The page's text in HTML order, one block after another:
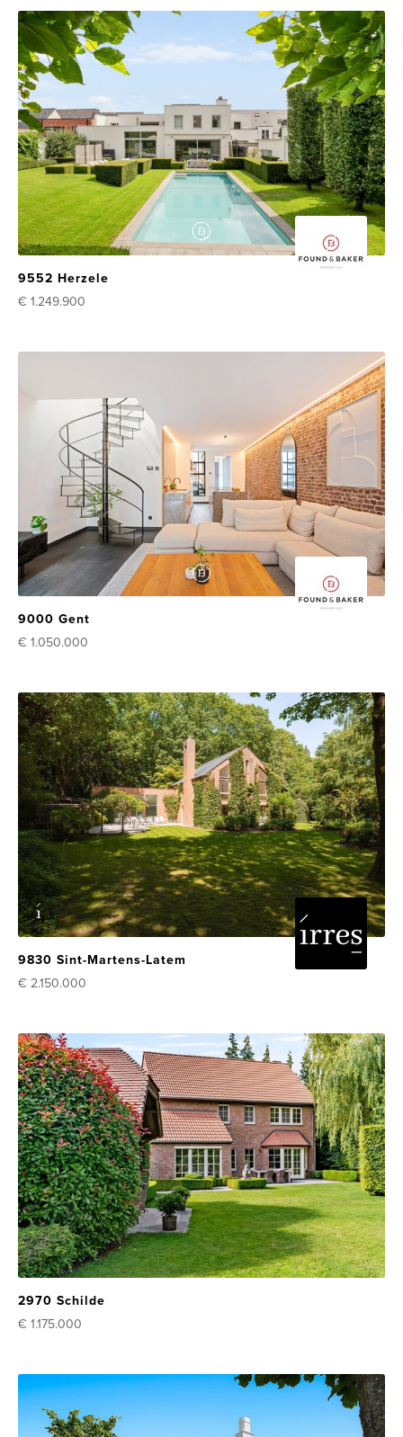
9552 Herzele
€ 1.249.900
9000 Gent
€ 1.050.000
9830 Sint-Martens-Latem
€ 2.150.000
2970 Schilde
€ 1.175.000